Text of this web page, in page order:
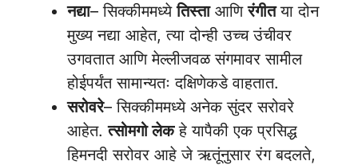
नद्या– सिक्कीममध्येतिस्ताआणिरंगीतया दोन
मुख्य नद्या आहेत, त्या दोन्ही उच्च उंचीवर
उगवतात आणि मेल्लीजवळ संगमावर सामील
होईपर्यंत सामान्यतः दक्षिणेकडे वाहतात.
सरोवरे– सिक्कीममध्ये अनेक सुंदर सरोवरे
आहेत.त्सोमगो लेकहे यापैकी एक प्रसिद्ध
हिमनदी सरोवर आहे जे ऋतूंनुसार रंग बदलते,